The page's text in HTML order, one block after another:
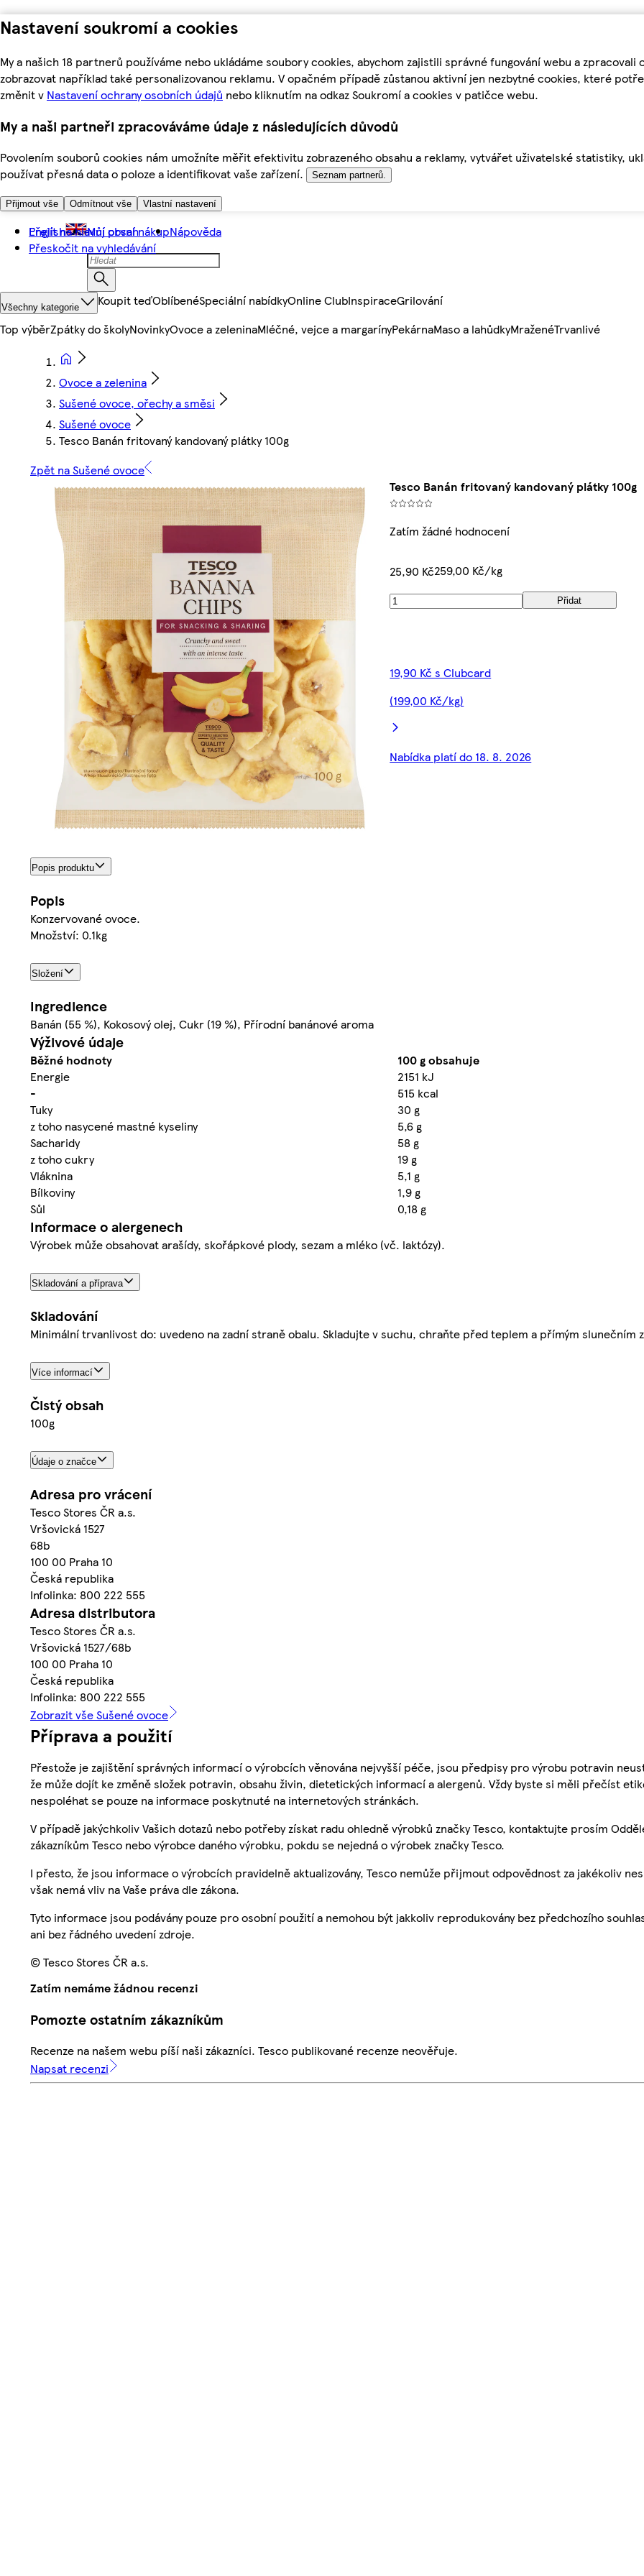
Nastavení soukromí a cookies
My a našich 18 partnerů používáme nebo ukládáme soubory cookies, abychom zajistili správné fungování webu a
zobrazovat například také personalizovanou reklamu. V opačném případě zůstanou aktivní jen nezbytné cookies, které
změnit v Nastavení ochrany osobních údajů nebo kliknutím na odkaz Soukromí a cookies v patičce webu.
My a naši partneři zpracováváme údaje z následujících důvodů
Povolením souborů cookies nám umožníte měřit efektivitu zobrazeného obsahu a reklamy, vytvářet uživatelské statistiky,
používat přesná data o poloze a identifikovat vaše zařízení.
Seznam partnerů.
Přijmout vše Odmítnout vše Vlastní nastavení
Přejít na hlavní obsah
Přeskočit na vyhledávání
English Můj první nákupNápověda
Všechny kategorie Koupit teďOblíbenéSpeciální nabídkyOnline ClubInspiraceGrilování
Top výběrZpátky do školyNovinkyOvoce a zeleninaMléčné, vejce a margarínyPekárnaMaso a lahůdkyMraženéTrvanlivé
Ovoce a zelenina
Sušené ovoce, ořechy a směsi
Sušené ovoce
Tesco Banán fritovaný kandovaný plátky 100g
Zpět na Sušené ovoce
Tesco Banán fritovaný kandovaný plátky 100g
Zatím žádné hodnocení
25,90 Kč259,00 Kč/kg
Přidat
19,90 Kč s Clubcard
(199,00 Kč/kg)
Nabídka platí do 18. 8. 2026
Popis produktu
Popis
Konzervované ovoce.
Množství: 0.1kg
Složení
Ingredience
Banán (55 %), Kokosový olej, Cukr (19 %), Přírodní banánové aroma
Výživové údaje
Běžné hodnoty
100 g obsahuje
Energie
2151 kJ
-
515 kcal
Tuky
30 g
z toho nasycené mastné kyseliny
5,6 g
Sacharidy
58 g
z toho cukry
19 g
Vláknina
5,1 g
Bílkoviny
1,9 g
Sůl
0,18 g
Informace o alergenech
Výrobek může obsahovat arašídy, skořápkové plody, sezam a mléko (vč. laktózy).
Skladování a příprava
Skladování
Minimální trvanlivost do: uvedeno na zadní straně obalu. Skladujte v suchu, chraňte před teplem a přímým slunečním
Více informací
Čistý obsah
100g
Údaje o značce
Adresa pro vrácení
Tesco Stores ČR a.s.
Vršovická 1527
68b
100 00 Praha 10
Česká republika
Infolinka: 800 222 555
Adresa distributora
Tesco Stores ČR a.s.
Vršovická 1527/68b
100 00 Praha 10
Česká republika
Infolinka: 800 222 555
Zobrazit vše Sušené ovoce
Příprava a použití
Přestože je zajištění správných informací o výrobcích věnována nejvyšší péče, jsou předpisy pro výrobu potravin
že může dojít ke změně složek potravin, obsahu živin, dietetických informací a alergenů. Vždy byste si měli přečíst
nespoléhat se pouze na informace poskytnuté na internetových stránkách.
V případě jakýchkoliv Vašich dotazů nebo potřeby získat radu ohledně výrobků značky Tesco, kontaktujte prosím
zákazníkům Tesco nebo výrobce daného výrobku, pokdu se nejedná o výrobek značky Tesco.
I přesto, že jsou informace o výrobcích pravidelně aktualizovány, Tesco nemůže přijmout odpovědnost za jakékoliv
však nemá vliv na Vaše práva dle zákona.
Tyto informace jsou podávány pouze pro osobní použití a nemohou být jakkoliv reprodukovány bez předchozího
ani bez řádného uvedení zdroje.
© Tesco Stores ČR a.s.
Zatím nemáme žádnou recenzi
Pomozte ostatním zákazníkům
Recenze na našem webu píší naši zákazníci. Tesco publikované recenze neověřuje.
Napsat recenzi